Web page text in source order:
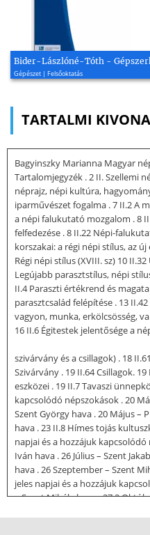
Bider-Lászlóné-Tóth -
Gépészet | Felsőoktatás
TARTALMI
Bagyinszky Marianna Magyar
Tartalomjegyzék . 2 II. Szellemi
néprajz, népi kultúra,
iparművészet fogalma . 7 II.2 A
a népi falukutató mozgalom . 8
felfedezése . 8 II.22 Népi-
korszakai: a régi népi stílus, az
Régi népi stílus (XVIII. sz) 10
Legújabb parasztstílus, népi
II.4 Paraszti értékrend és
parasztcsalád felépítése . 13
vagyon, munka, erkölcsösség,
16 II.6 Égitestek jelentősége a
szivárvány és a csillagok) . 18
Szivárvány . 19 II.64 Csillagok.
eszközei . 19 II.7 Tavaszi
kapcsolódó népszokások . 20
Szent György hava . 20 Május –
hava . 23 II.8 Hímes tojás
napjai és a hozzájuk kapcsolódó
Iván hava . 26 Július – Szent
hava . 26 Szeptember – Szent
jeles napjai és a hozzájuk
– Szent Mihály hava . 27 2